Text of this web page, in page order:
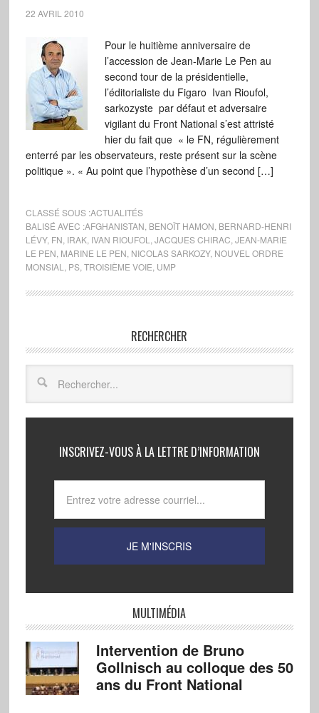
22 AVRIL 2010
Pour le huitième anniversaire de
l’accession de Jean-Marie Le Pen au
second tour de la présidentielle,
l’éditorialiste du Figaro Ivan Rioufol,
sarkozyste par défaut et adversaire
vigilant du Front National s’est attristé
hier du fait que « le FN, régulièrement
enterré par les observateurs, reste présent sur la scène
politique ». « Au point que l’hypothèse d’un second […]
CLASSÉ SOUS :ACTUALITÉS
BALISÉ AVEC :AFGHANISTAN BENOÎT HAMON BERNARD-HENRI
LÉVY, FN IRAK, IVAN RIOUFOL JACQUES CHIRAC JEAN-MARIE
LE PEN MARINE LE PEN NICOLAS SARKOZY, NOUVEL ORDRE
MONSIAL
PS, TROISIÈME VOIE UMP
RECHERCHER
INSCRIVEZ-VOUS À LA LETTRE D’INFORMATION
MULTIMÉDIA
Intervention de Bruno
Gollnisch au colloque des 50
ans du Front National